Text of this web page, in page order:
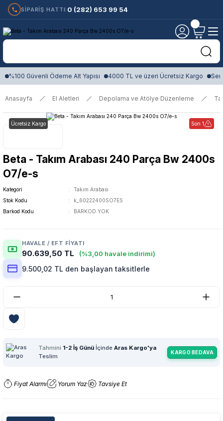
SİPARİŞ HATTI: 0 (282) 653 99 54
%100 Güvenli Ödeme Alt Yapısı 4000 TL ve üzeri Ücretsiz Kargo
Anasayfa El Aletleri Depolama ve Atölye Düzenleme
Ücretsiz Kargo Son 1
Beta - Takım Arabası 240 Parça Bw 2400s
O7/e-s
Kategori
Takım Arabası
Stok Kodu
k_60222400SO7ES
Barkod Kodu
BARKOD YOK
HAVALE / EFT FIYATI
90.639,50 TL (%3,00 havale indirimi)
9.500,02 TL den başlayan taksitlerle
Tahmini 1-2 İş Günü İçinde Aras Kargo'ya
Teslim
KARGO BEDAVA
Fiyat Alarmı Yorum Yaz Tavsiye Et